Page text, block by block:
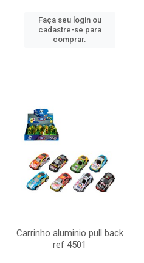
Faça seu login ou
cadastre-se para
comprar.
Carrinho aluminio pull back
ref 4501